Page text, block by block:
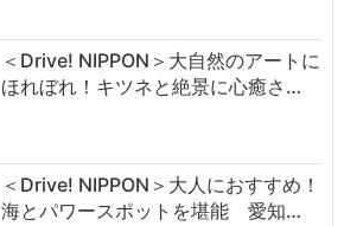
＜Drive! NIPPON＞大自然のアートに
ほれぼれ！キツネと絶景に心癒さ…
＜Drive! NIPPON＞大人におすすめ！
海とパワースポットを堪能 愛知…